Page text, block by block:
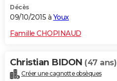
Décès
09/10/2015 à Youx
Famille CHOPINAUD
Christian BIDON (47 ans)
Créer une cagnotte obsèques